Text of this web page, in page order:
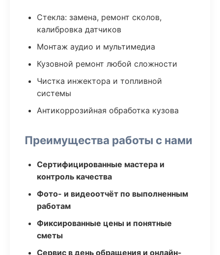
Стекла: замена, ремонт сколов,
калибровка датчиков
Монтаж аудио и мультимедиа
Кузовной ремонт любой сложности
Чистка инжектора и топливной
системы
Антикоррозийная обработка кузова
Преимущества работы с нами
Сертифицированные мастера и
контроль качества
Фото- и видеоотчёт по выполненным
работам
Фиксированные цены и понятные
сметы
Сервис в день обращения и онлайн-